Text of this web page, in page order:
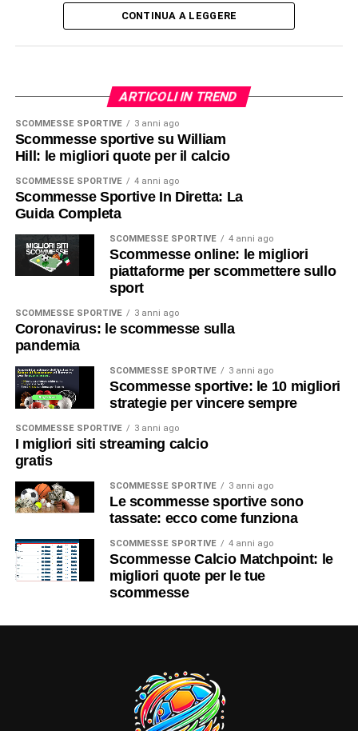
CONTINUA A LEGGERE
ARTICOLI IN TREND
SCOMMESSE SPORTIVE 3 anni ago
Scommesse sportive su William
Hill: le migliori quote per il calcio
SCOMMESSE SPORTIVE 4 anni ago
Scommesse Sportive In Diretta: La
Guida Completa
SCOMMESSE SPORTIVE 4 anni ago
Scommesse online: le migliori
piattaforme per scommettere sullo
sport
SCOMMESSE SPORTIVE 3 anni ago
Coronavirus: le scommesse sulla
pandemia
SCOMMESSE SPORTIVE 3 anni ago
Scommesse sportive: le 10 migliori
strategie per vincere sempre
SCOMMESSE SPORTIVE 3 anni ago
I migliori siti streaming calcio
gratis
SCOMMESSE SPORTIVE 3 anni ago
Le scommesse sportive sono
tassate: ecco come funziona
SCOMMESSE SPORTIVE 4 anni ago
Scommesse Calcio Matchpoint: le
migliori quote per le tue
scommesse